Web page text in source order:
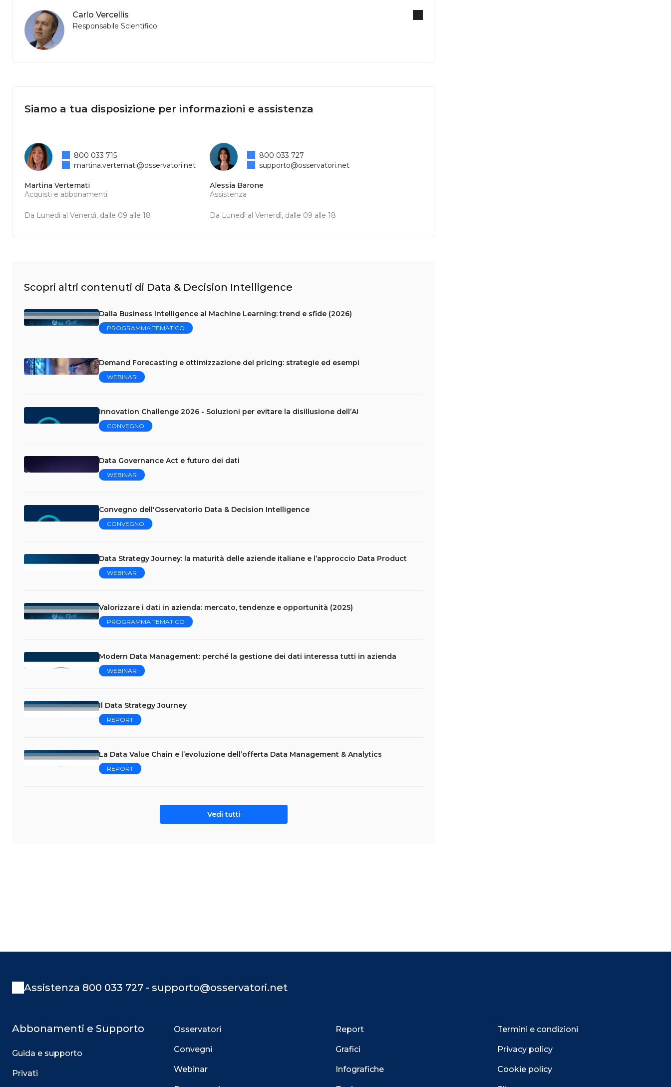
Carlo Vercellis
Responsabile Scientifico
Siamo a tua disposizione per informazioni e assistenza
Martina Vertemati
Acquisti e abbonamenti
Da Lunedì al Venerdì, dalle 09 alle 18
800 033 715
martina.vertemati@osservatori.net
Alessia Barone
Assistenza
Da Lunedì al Venerdì, dalle 09 alle 18
800 033 727
supporto@osservatori.net
Scopri altri contenuti di Data & Decision Intelligence
Dalla Business Intelligence al Machine Learning: trend e sfide (2026)
PROGRAMMA TEMATICO
Demand Forecasting e ottimizzazione del pricing: strategie ed esempi
WEBINAR
Innovation Challenge 2026 - Soluzioni per evitare la disillusione dell’AI
CONVEGNO
Data Governance Act e futuro dei dati
WEBINAR
Convegno dell'Osservatorio Data & Decision Intelligence
CONVEGNO
Data Strategy Journey: la maturità delle aziende italiane e l’approccio Data Product
WEBINAR
Valorizzare i dati in azienda: mercato, tendenze e opportunità (2025)
PROGRAMMA TEMATICO
Modern Data Management: perché la gestione dei dati interessa tutti in azienda
WEBINAR
Il Data Strategy Journey
REPORT
La Data Value Chain e l’evoluzione dell’offerta Data Management & Analytics
REPORT
Vedi tutti
Assistenza 800 033 727 - supporto@osservatori.net
Abbonamenti e Supporto
Guida e supporto
Privati
Osservatori
Convegni
Webinar
Report
Grafici
Infografiche
Termini e condizioni
Privacy policy
Cookie policy